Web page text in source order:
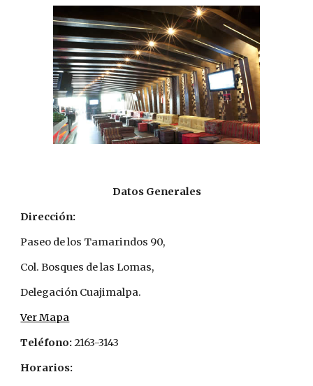
Datos Generales
Dirección:
Paseo de los Tamarindos 90,
Col. Bosques de las Lomas,
Delegación Cuajimalpa.
Ver Mapa
Teléfono: 2163-3143
Horarios: